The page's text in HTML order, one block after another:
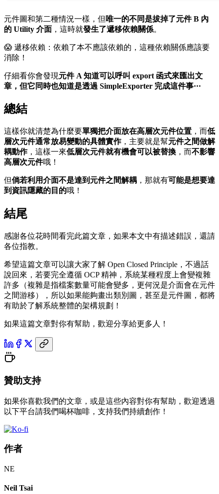
元件圖和第二種情況一樣，但 唯一的不同是拔掉了元件 B 內
的 Utility 介面 ，這時就發生了遞移依賴關係。
😱 遞移依賴：依賴了本不應該依賴的，這種依賴關係應該要
消除！
仔細看你會發現元件 A 知道可以呼叫 export 函式來匯出文
章，但它同時也知道是透過 SimpleExporter 完成這件事···
總結
這樣你就清楚為什麼要單獨把介面放在高層次元件位置 ，而低
層次元件通常放易變動的具體實作，主要就是幫元件之間做解
耦動作，這樣一來低層次元件就有機會可以被替換 ，而不影響
高層次元件哦！
但倘若利用介面不是達到元件之間解耦 ，那就有可能是想要達
到資訊隱藏的目的哦！
結尾
感謝各位花時間看完此篇文章，如果本文中有描述錯誤，還請
各位指教。
希望這篇文章可以讓大家了解 Open Closed Principle，不過話
說回來，若要完全遵循 OCP 精神，系統某種程度上會變複雜
許多（複雜是指檔案數量可能會變多，更何況是介面會在元件
之間游移），所以如果能夠畫出類別圖，甚至是元件圖，都將
有助於了解系統整體的架構規劃！
如果這篇文章對你有幫助，歡迎分享給更多人！
贊助支持
如果你喜歡我們的文章，或是這些內容對你有幫助，歡迎透過
以下平台請我們喝杯咖啡，支持我們持續創作！
作者
NE
Neil Tsai